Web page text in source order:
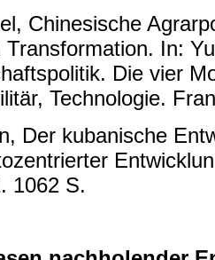
Chinesische
Transformation. In:
Die vier
Technologie.
Der kubanische
1062 S.